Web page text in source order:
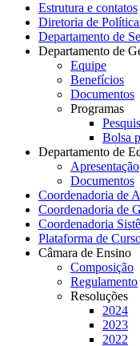
Estrutura e contatos
Diretoria de
Departamento de
Departamento de
Equipe
Benefícios
Documentos
Programas
Bolsa
Departamento de
Apresentação
Documentos
Coordenadoria de
Coordenadoria de
Coordenadoria
Plataforma de
Câmara de Ensino
Composição
Regulamento
Resoluções
2024
2023
2022